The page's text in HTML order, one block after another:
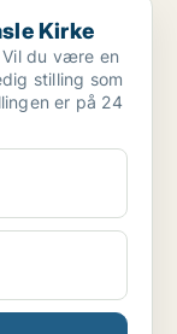
Kirke
Vil du være en
stilling som
er på 24